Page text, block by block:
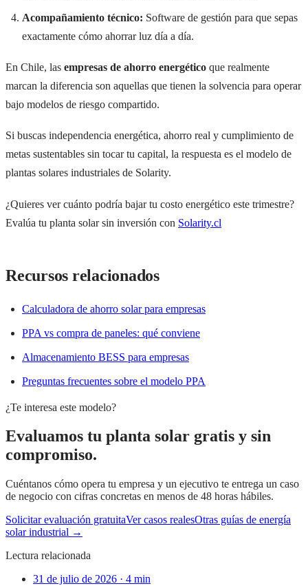
Acompañamiento técnico: Software de gestión para que sepas
exactamente cómo ahorrar luz día a día.
En Chile, las empresas de ahorro energético que realmente
marcan la diferencia son aquellas que tienen la solvencia para operar
bajo modelos de riesgo compartido.
Si buscas independencia energética, ahorro real y cumplimiento de
metas sustentables sin tocar tu capital, la respuesta es el modelo de
plantas solares industriales de Solarity.
¿Quieres ver cuánto podría bajar tu costo energético este trimestre?
Evalúa tu planta solar sin inversión con Solarity.cl
Recursos relacionados
Calculadora de ahorro solar para empresas
PPA vs compra de paneles: qué conviene
Almacenamiento BESS para empresas
Preguntas frecuentes sobre el modelo PPA
¿Te interesa este modelo?
Evaluamos tu planta solar gratis y sin
compromiso.
Cuéntanos cómo opera tu empresa y un ejecutivo te entrega un caso
de negocio con cifras concretas en menos de 48 horas hábiles.
Solicitar evaluación gratuitaVer casos realesOtras guías de energía
solar industrial →
Lectura relacionada
31 de julio de 2026 · 4 min